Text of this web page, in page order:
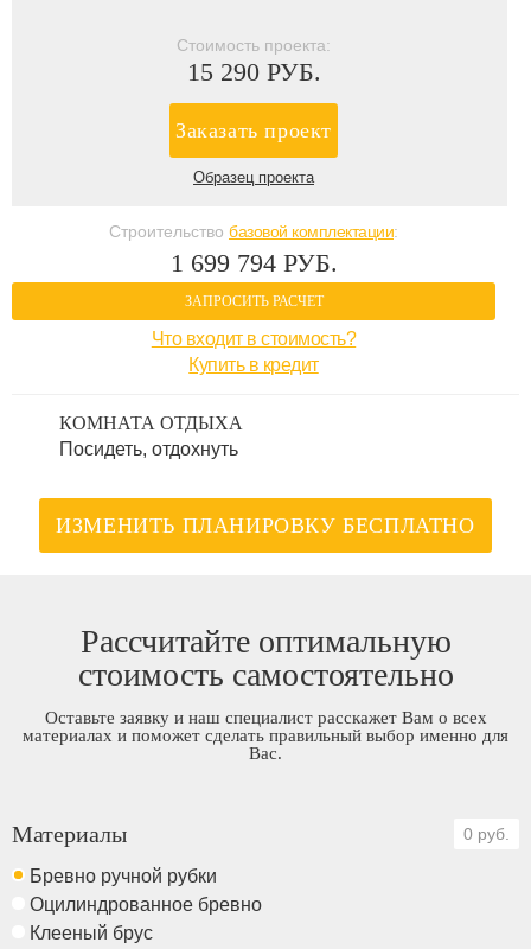
Стоимость проекта:
15 290 РУБ.
Заказать проект
Образец проекта
Строительство базовой комплектации:
1 699 794 РУБ.
ЗАПРОСИТЬ РАСЧЕТ
Что входит в стоимость?
Купить в кредит
КОМНАТА ОТДЫХА
Посидеть, отдохнуть
ИЗМЕНИТЬ ПЛАНИРОВКУ БЕСПЛАТНО
Рассчитайте оптимальную
стоимость самостоятельно
Оставьте заявку и наш специалист расскажет Вам о всех
материалах и поможет сделать правильный выбор именно для
Вас.
Материалы 0 руб.
Бревно ручной рубки
Оцилиндрованное бревно
Клееный брус